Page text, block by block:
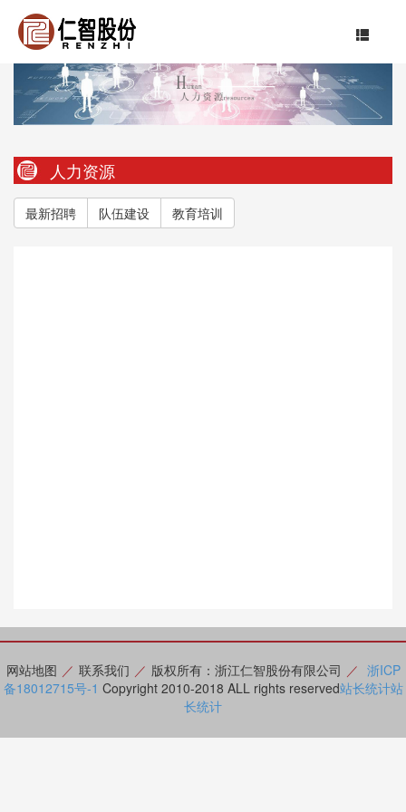
人力资源
最新招聘 队伍建设 教育培训
网站地图 ／ 联系我们 ／ 版权所有：浙江仁智股份有限公司 ／ 浙ICP
备18012715号-1 Copyright 2010-2018 ALL rights reserved站长统计站
长统计